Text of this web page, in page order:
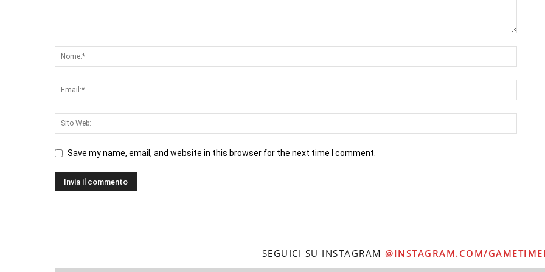
Save my name, email, and website in this browser for the next time I comment.
SEGUICI SU INSTAGRAM @INSTAGRAM.COM/